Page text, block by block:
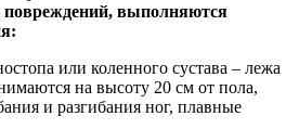
повреждений, выполняются
или коленного сустава – лежа
на высоту 20 см от пола,
и разгибания ног, плавные